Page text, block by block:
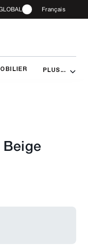
Français
PLUS...
Beige